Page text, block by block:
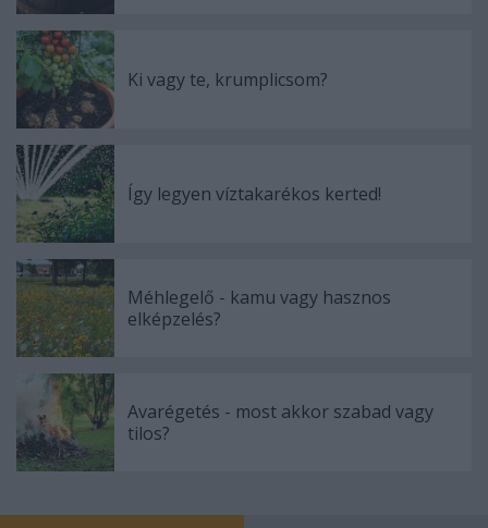
Ki vagy te, krumplicsom?
Így legyen víztakarékos kerted!
Méhlegelő - kamu vagy hasznos
elképzelés?
Avarégetés - most akkor szabad vagy
tilos?